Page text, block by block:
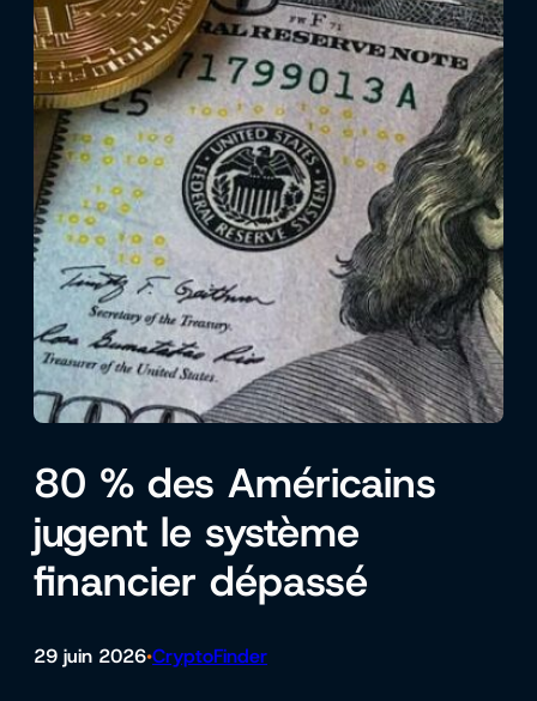
80 % des Américains
jugent le système
financier dépassé
29 juin 2026•CryptoFinder